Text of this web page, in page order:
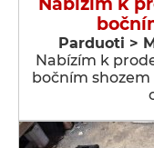
Parduoti >
Nabízím k
bočním shozem